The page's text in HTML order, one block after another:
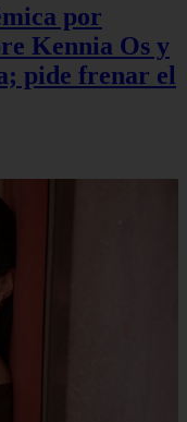
por
Kennia Os y
pide frenar el